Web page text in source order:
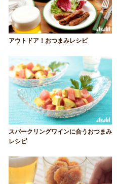
アウトドア！おつまみレシピ
スパークリングワインに合うおつまみ
レシピ